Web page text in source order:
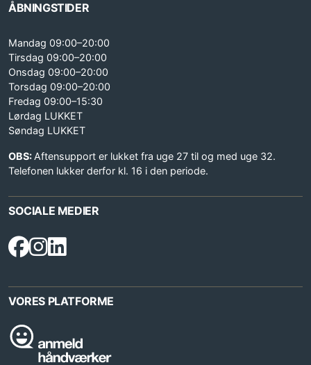
ÅBNINGSTIDER
Mandag 09:00–20:00
Tirsdag 09:00–20:00
Onsdag 09:00–20:00
Torsdag 09:00–20:00
Fredag 09:00–15:30
Lørdag LUKKET
Søndag LUKKET
OBS: Aftensupport er lukket fra uge 27 til og med uge 32.
Telefonen lukker derfor kl. 16 i den periode.
SOCIALE MEDIER
VORES PLATFORME